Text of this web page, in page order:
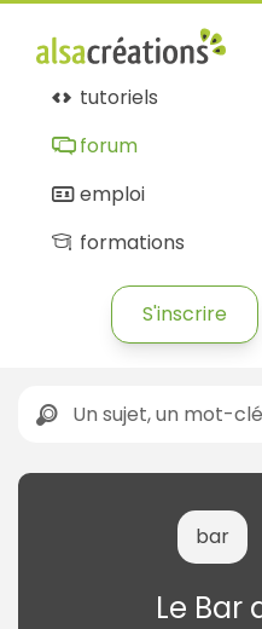
tutoriels
forum
emploi
formations
S'inscrire
bar
Le Bar